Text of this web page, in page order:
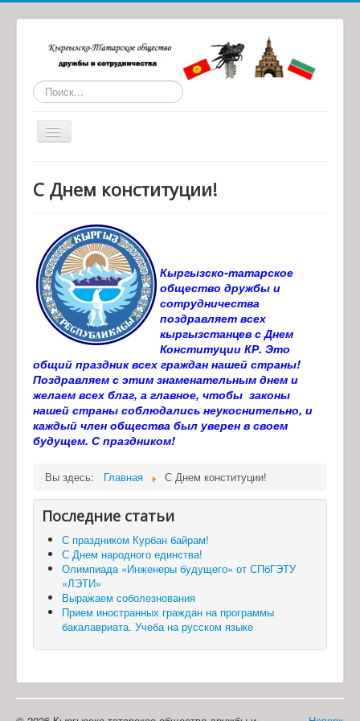
Искать...
Toggle
О нас
Статьи
Обратная связь
Наши партнеры
Архив материалов
С Днем конституции!
Кыргызско-татарское
общество дружбы и
сотрудничества
поздравляет всех
кыргызстанцев с Днем
Конституции КР. Это
общий праздник всех граждан нашей страны!
Поздравляем с этим знаменательным днем и
желаем всех благ, а главное, чтобы законы
нашей страны соблюдались неукоснительно, и
каждый член общества был уверен в своем
будущем. С праздником!
Вы здесь: Главная С Днем конституции!
Последние статьи
С праздником Курбан байрам!
С Днем народного единства!
Олимпиада «Инженеры будущего» от СПбГЭТУ
«ЛЭТИ»
Выражаем соболезнования
Прием иностранных граждан на программы
бакалавриата. Учеба на русском языке